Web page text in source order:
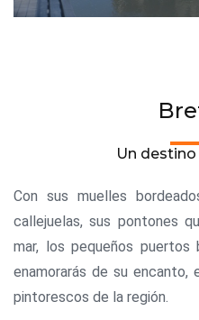
Un
Con sus muelles
callejuelas, sus pontones
mar, los pequeños
enamorarás de su encanto,
pintorescos de la región.